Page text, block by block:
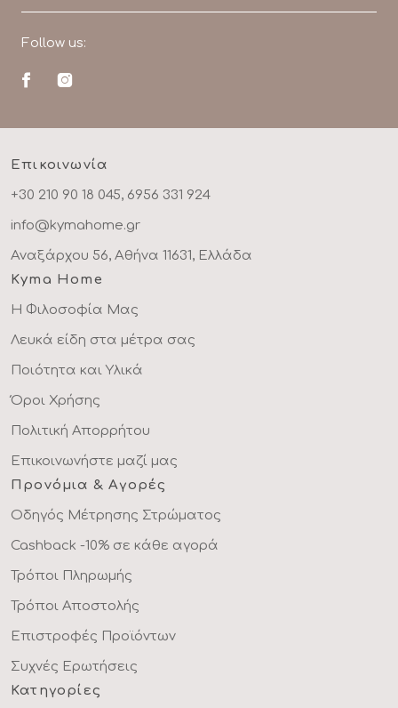
Follow us:
Επικοινωνία
+30 210 90 18 045, 6956 331 924
info@kymahome.gr
Αναξάρχου 56, Αθήνα 11631, Ελλάδα
Kyma Home
Η Φιλοσοφία Μας
Λευκά είδη στα μέτρα σας
Ποιότητα και Υλικά
Όροι Χρήσης
Πολιτική Απορρήτου
Επικοινωνήστε μαζί μας
Προνόμια & Αγορές
Οδηγός Μέτρησης Στρώματος
Cashback -10% σε κάθε αγορά
Τρόποι Πληρωμής
Τρόποι Αποστολής
Επιστροφές Προϊόντων
Συχνές Ερωτήσεις
Κατηγορίες